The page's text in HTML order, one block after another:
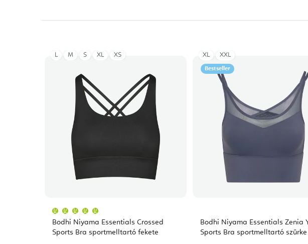
Bodhi Niyama Essentials Crossed
Sports Bra sportmelltartó fekete
átlagos
értékelése
5-
L M S XL XS
Bestseller
Bodhi Niyama Essentials Zenia
Sports Bra sportmelltartó szürke
XL XXL